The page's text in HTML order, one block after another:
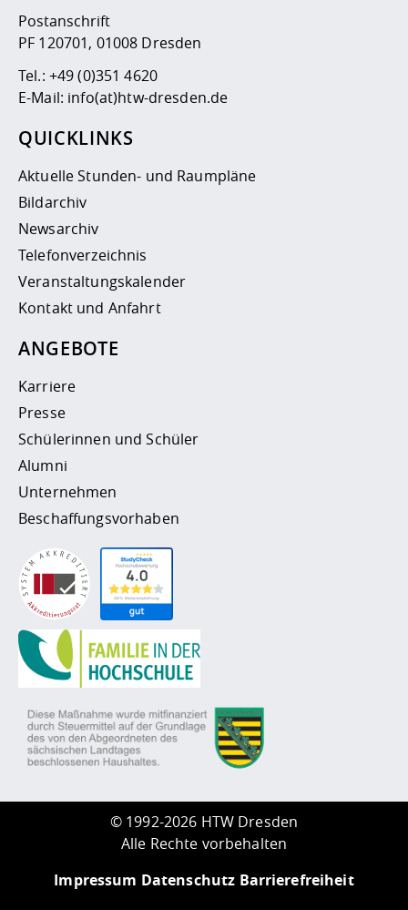
Postanschrift
PF 120701, 01008 Dresden
Tel.: +49 (0)351 4620
E-Mail: info(at)htw-dresden.de
QUICKLINKS
Aktuelle Stunden- und Raumpläne
Bildarchiv
Newsarchiv
Telefonverzeichnis
Veranstaltungskalender
Kontakt und Anfahrt
ANGEBOTE
Karriere
Presse
Schülerinnen und Schüler
Alumni
Unternehmen
Beschaffungsvorhaben
© 1992-2026 HTW Dresden
Alle Rechte vorbehalten
Impressum Datenschutz Barrierefreiheit